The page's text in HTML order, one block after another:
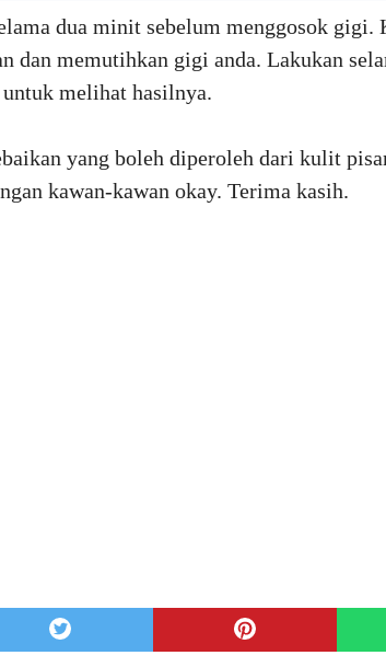
dua minit sebelum menggosok gigi.
dan memutihkan gigi anda. Lakukan
melihat hasilnya.
yang boleh diperoleh dari kulit
kawan-kawan okay. Terima kasih.